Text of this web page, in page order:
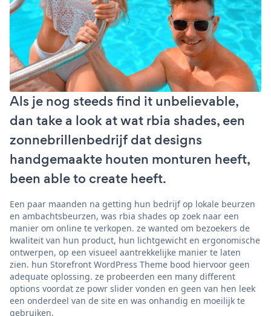
Als je nog steeds find it unbelievable,
dan take a look at wat rbia shades, een
zonnebrillenbedrijf dat designs
handgemaakte houten monturen heeft,
been able to create heeft.
Een paar maanden na getting hun bedrijf op lokale beurzen
en ambachtsbeurzen, was rbia shades op zoek naar een
manier om online te verkopen. ze wanted om bezoekers de
kwaliteit van hun product, hun lichtgewicht en ergonomische
ontwerpen, op een visueel aantrekkelijke manier te laten
zien. hun Storefront WordPress Theme bood hiervoor geen
adequate oplossing. ze probeerden een many different
options voordat ze powr slider vonden en geen van hen leek
een onderdeel van de site en was onhandig en moeilijk te
gebruiken.